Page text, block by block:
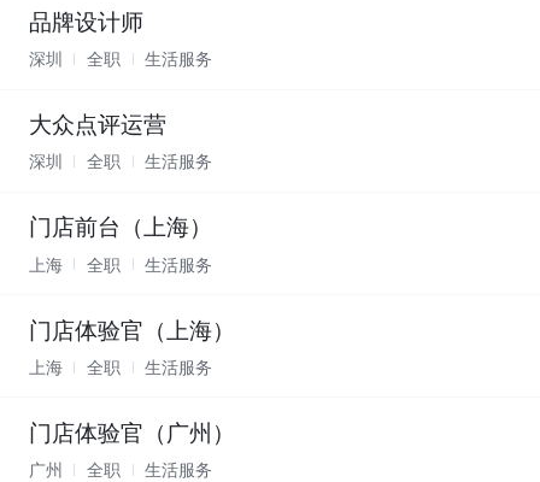
品牌设计师
深圳 全职 生活服务
大众点评运营
深圳 全职 生活服务
门店前台（上海）
上海 全职 生活服务
门店体验官（上海）
上海 全职 生活服务
门店体验官（广州）
广州 全职 生活服务